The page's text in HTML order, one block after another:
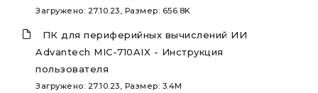
Загружено: 27.10.23, Размер: 656.8K
ПК для периферийных вычислений ИИ
Advantech MIC-710AIX - Инструкция
пользователя
Загружено: 27.10.23, Размер: 3.4M